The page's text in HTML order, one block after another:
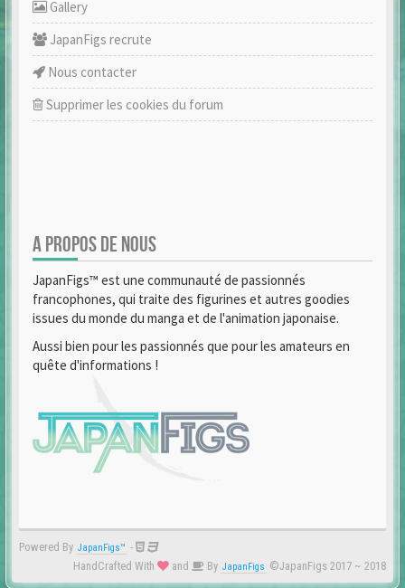
Gallery
JapanFigs recrute
Nous contacter
Supprimer les cookies du forum
A PROPOS DE NOUS
JapanFigs™ est une communauté de passionnés
francophones, qui traite des figurines et autres goodies
issues du monde du manga et de l'animation japonaise.
Aussi bien pour les passionnés que pour les amateurs en
quête d'informations !
Powered By JapanFigs™ -
HandCrafted With
and By JapanFigs ©JapanFigs 2017 ~ 2018